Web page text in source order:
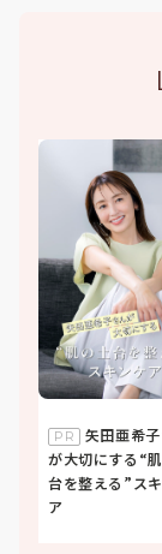
PR
が大切にする“
台を整える”ス
ア